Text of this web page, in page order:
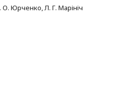
О. Юрченко, Л. Г. Марініч